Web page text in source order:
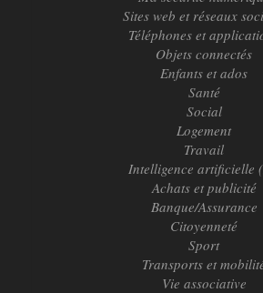
Sites web et réseaux
Téléphones et
Objets connectés
Enfants et ados
Santé
Social
Logement
Travail
Intelligence artificielle
Achats et publicité
Banque/Assurance
Citoyenneté
Sport
Transports et
Vie associative